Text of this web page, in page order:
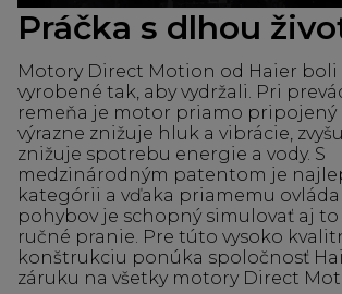
Práčka s dlhou
Motory Direct Motion od Haier boli
vyrobené tak, aby vydržali. Pri
remeňa je motor priamo pripojený
výrazne znižuje hluk a vibrácie,
znižuje spotrebu energie a vody. S
medzinárodným patentom je
kategórii a vďaka priamemu
pohybov je schopný simulovať aj
ručné pranie. Pre túto vysoko
konštrukciu ponúka spoločnosť
záruku na všetky motory Direct